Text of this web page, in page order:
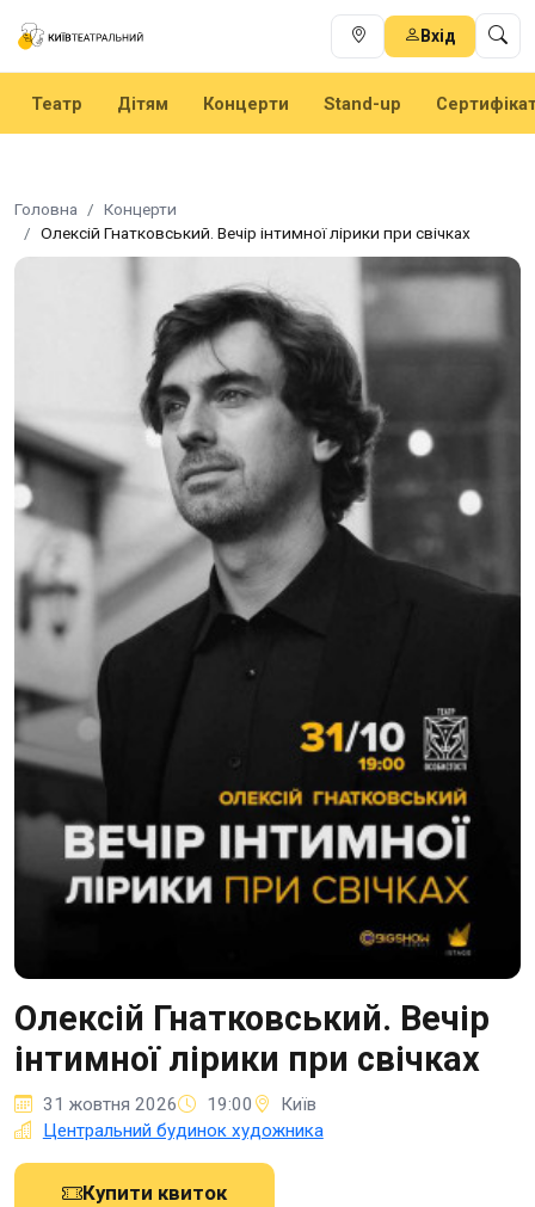
Вхід
Театр Дітям Концерти Stand-up
Головна
Концерти
Олексій Гнатковський. Вечір інтимної лірики при свічках
Олексій Гнатковський. Вечір
інтимної лірики при свічках
31 жовтня 2026 19:00
Київ
Центральний будинок художника
Купити квиток